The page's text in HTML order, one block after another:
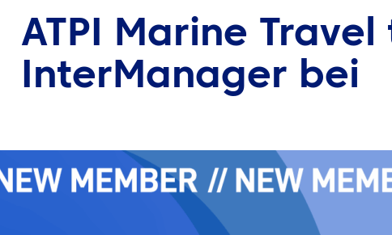
ATPI Marine
InterManager bei